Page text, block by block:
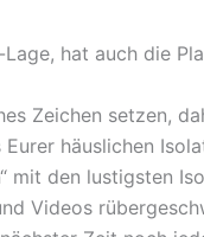
hat auch die
Zeichen setzen,
häuslichen
mit den lustigsten
Videos